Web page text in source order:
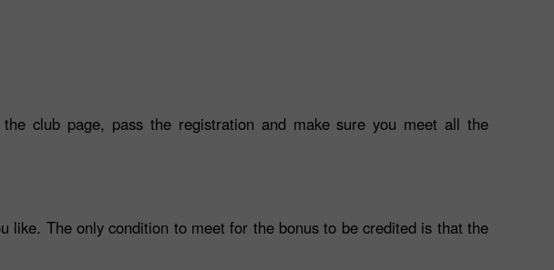
club page, pass the registration and make sure you meet all the
like. The only condition to meet for the bonus to be credited is that the